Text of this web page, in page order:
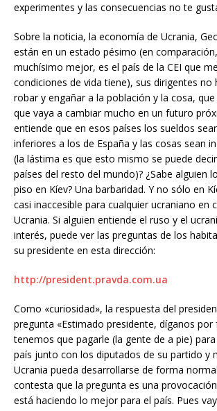
experimentes y las consecuencias no te
Sobre la noticia, la economía de Ucrania,
están en un estado pésimo (en
muchísimo mejor, es el país de la CEI que
condiciones de vida tiene), sus dirigentes no
robar y engañar a la población y la cosa,
que vaya a cambiar mucho en un futuro
entiende que en esos países los sueldos
inferiores a los de España y las cosas sean
(la lástima es que esto mismo se puede
países del resto del mundo)? ¿Sabe alguien
piso en Kíev? Una barbaridad. Y no sólo en
casi inaccesible para cualquier ucraniano en
Ucrania. Si alguien entiende el ruso y el
interés, puede ver las preguntas de los
su presidente en esta dirección:
http://president.pravda.com.ua
Como «curiosidad», la respuesta del
pregunta «Estimado presidente, díganos
tenemos que pagarle (la gente de a pie)
país junto con los diputados de su partido y
Ucrania pueda desarrollarse de forma
contesta que la pregunta es una
está haciendo lo mejor para el país. Pues